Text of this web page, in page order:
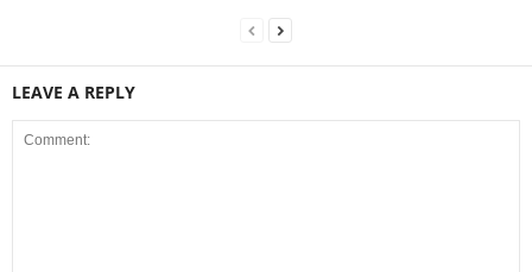
LEAVE A REPLY